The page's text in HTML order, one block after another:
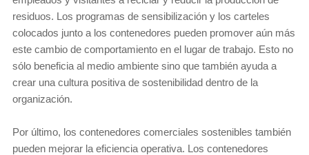
residuos. Los programas de sensibilización y los carteles
colocados junto a los contenedores pueden promover aún más
este cambio de comportamiento en el lugar de trabajo. Esto no
sólo beneficia al medio ambiente sino que también ayuda a
crear una cultura positiva de sostenibilidad dentro de la
organización.
Por último, los contenedores comerciales sostenibles también
pueden mejorar la eficiencia operativa. Los contenedores